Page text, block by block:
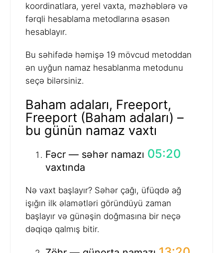
koordinatlara, yerel vaxta, məzhəblərə və
fərqli hesablama metodlarına əsasən
hesablayır.
Bu səhifədə həmişə 19 mövcud metoddan
ən uyğun namaz hesablanma metodunu
seçə bilərsiniz.
Baham adaları, Freeport,
Freeport (Baham adaları) –
bu günün namaz vaxtı
Fəcr — səhər namazı 05:20
vaxtında
Nə vaxt başlayır? Səhər çağı, üfüqdə ağ
işığın ilk əlamətləri göründüyü zaman
başlayır və günəşin doğmasına bir neçə
dəqiqə qalmış bitir.